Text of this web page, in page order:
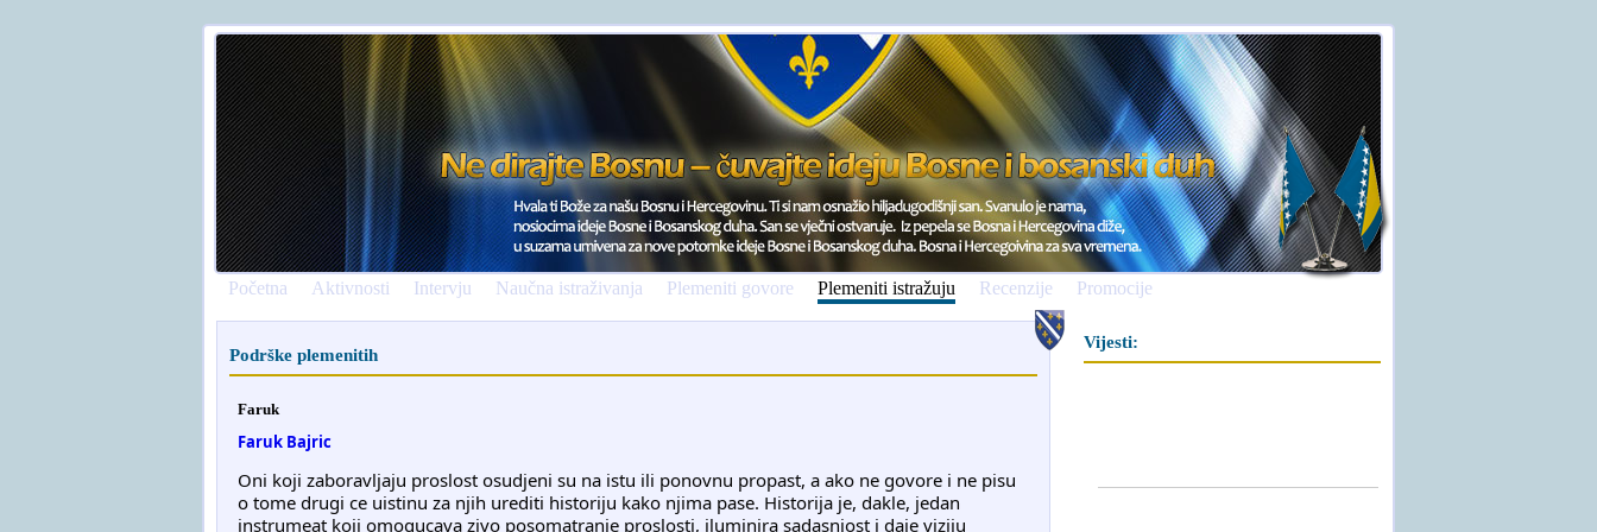
Početna Aktivnosti Intervju Naučna istraživanja Plemeniti govore Plemeniti istražuju Recenzije Promocije
Podrške plemenitih
Faruk
Faruk Bajric
Oni koji zaboravljaju proslost osudjeni su na istu ili ponovnu propast, a ako ne govore i ne pisu
o tome drugi ce uistinu za njih urediti historiju kako njima pase. Historija je, dakle, jedan
instrumeat koji omogucava zivo posomatranje proslosti, iluminira sadasnjost i daje viziju
Vijesti: